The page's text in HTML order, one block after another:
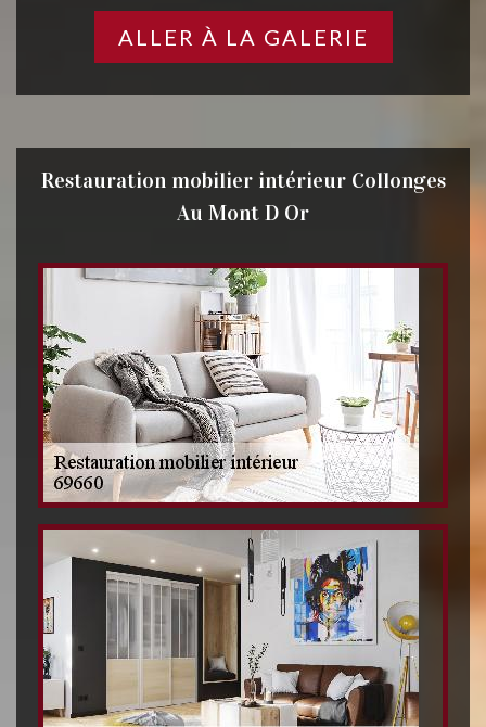
ALLER À LA GALERIE
Restauration mobilier intérieur Collonges
Au Mont D Or